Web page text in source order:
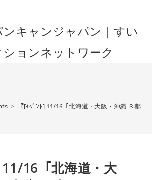
ンキャンジャパン｜すい
ョンネットワーク
> 『[ｲﾍﾞﾝﾄ] 11/16「北海道・大阪・沖縄 ３都
11/16「北海道・大